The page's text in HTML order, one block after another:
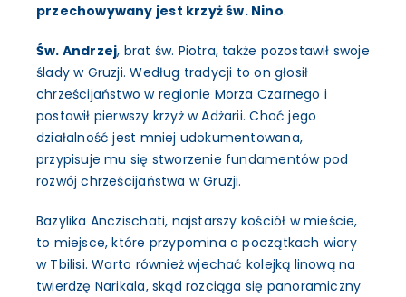
przechowywany jest krzyż św. Nino.
Św. Andrzej, brat św. Piotra, także pozostawił swoje
ślady w Gruzji. Według tradycji to on głosił
chrześcijaństwo w regionie Morza Czarnego i
postawił pierwszy krzyż w Adżarii. Choć jego
działalność jest mniej udokumentowana,
przypisuje mu się stworzenie fundamentów pod
rozwój chrześcijaństwa w Gruzji.
Bazylika Anczischati, najstarszy kościół w mieście,
to miejsce, które przypomina o początkach wiary
w Tbilisi. Warto również wjechać kolejką linową na
twierdzę Narikala, skąd rozciąga się panoramiczny